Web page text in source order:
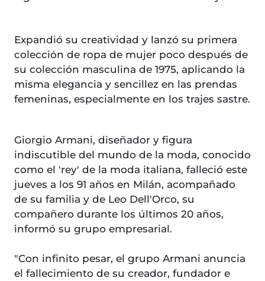
Expandió su creatividad y lanzó su primera
colección de ropa de mujer poco después de
su colección masculina de 1975, aplicando la
misma elegancia y sencillez en las prendas
femeninas, especialmente en los trajes sastre.
Giorgio Armani, diseñador y figura
indiscutible del mundo de la moda, conocido
como el 'rey' de la moda italiana, falleció este
jueves a los 91 años en Milán, acompañado
de su familia y de Leo Dell'Orco, su
compañero durante los últimos 20 años,
informó su grupo empresarial.
"Con infinito pesar, el grupo Armani anuncia
el fallecimiento de su creador, fundador e